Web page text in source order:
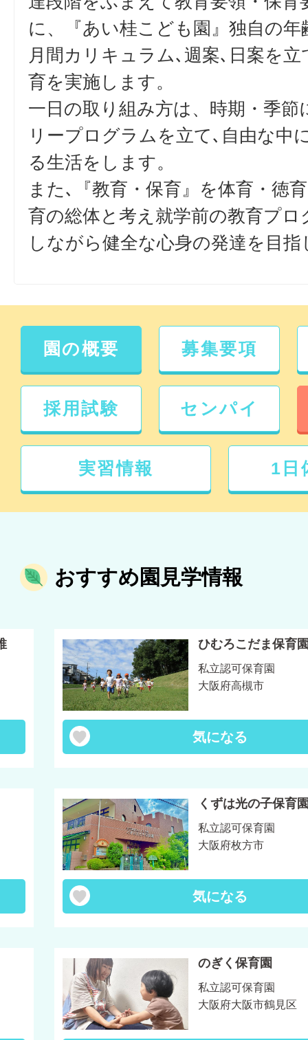
に、『あい桂こども園』独自の年
月間カリキュラム､週案､日案を
育を実施します。
一日の取り組み方は、時期・季節
リープログラムを立て､自由な中
る生活をします。
また､『教育・保育』を体育・徳
育の総体と考え就学前の教育プロ
しながら健全な心身の発達を目指
園の概要 募集要項
採用試験 センパイ
実習情報 1日
おすすめ園見学情報
ひむろこだま保育
私立認可保育園
大阪府高槻市
気になる
くずは光の子保育
私立認可保育園
大阪府枚方市
気になる
のぎく保育園
私立認可保育園
大阪府大阪市鶴見区